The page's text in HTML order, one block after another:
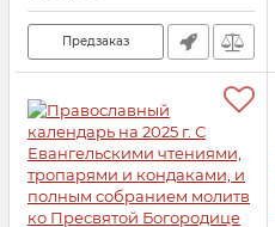
Предзаказ